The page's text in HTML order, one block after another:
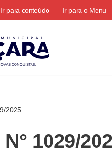
Ir para conteúdo Ir para o Menu
2025
1029/